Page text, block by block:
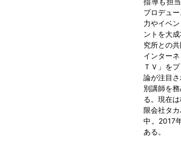
プロデュ
力やイベ
ントを大
究所との
インター
ＴＶ」を
論が注目
別講師を
る。現在
限会社タ
中。2017
ある。